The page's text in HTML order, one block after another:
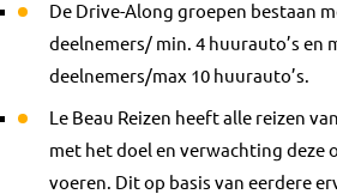
De Drive-Along groepen bestaan
deelnemers/ min. 4 huurauto’s en
deelnemers/max 10 huurauto’s.
Le Beau Reizen heeft alle reizen
met het doel en verwachting deze
voeren. Dit op basis van eerdere